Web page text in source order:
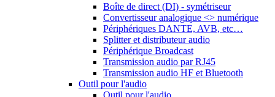
Boîte de direct (DI) - symétriseur
Convertisseur analogique <> numérique
Périphériques DANTE, AVB, etc…
Splitter et distributeur audio
Périphérique Broadcast
Transmission audio par RJ45
Transmission audio HF et Bluetooth
Outil pour l'audio
Outil pour l'audio